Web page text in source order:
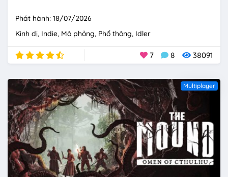
Phát hành: 18/07/2026
Kinh dị Indie Mô phỏng Phổ thông Idler
7 8 38091
Multiplayer